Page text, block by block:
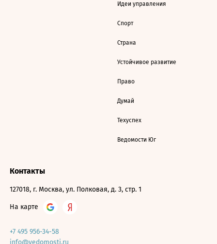
Идеи управления
Спорт
Страна
Устойчивое развитие
Право
Думай
Техуспех
Ведомости Юг
Контакты
127018, г. Москва, ул. Полковая, д. 3, стр. 1
На карте
+7 495 956-34-58
info@vedomosti.ru